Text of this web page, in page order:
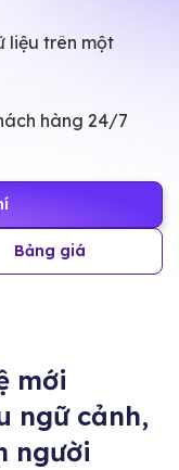
liệu trên một
hàng 24/7
Bảng giá
mới
ngữ cảnh,
người